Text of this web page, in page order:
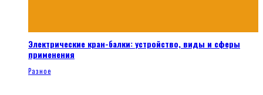
Электрические кран-балки: устройство, виды и сферы
применения
Разное